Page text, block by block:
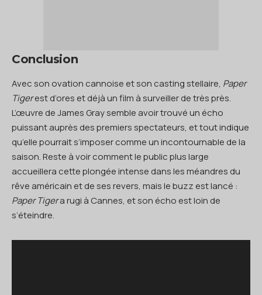
Conclusion
Avec son ovation cannoise et son casting stellaire, Paper
Tigerest d’ores et déjà un film à surveiller de très près.
L’œuvre de James Gray semble avoir trouvé un écho
puissant auprès des premiers spectateurs, et tout indique
qu’elle pourrait s’imposer comme un incontournable de la
saison. Reste à voir comment le public plus large
accueillera cette plongée intense dans les méandres du
rêve américain et de ses revers, mais le buzz est lancé :
Paper Tigera rugi à Cannes, et son écho est loin de
s’éteindre.